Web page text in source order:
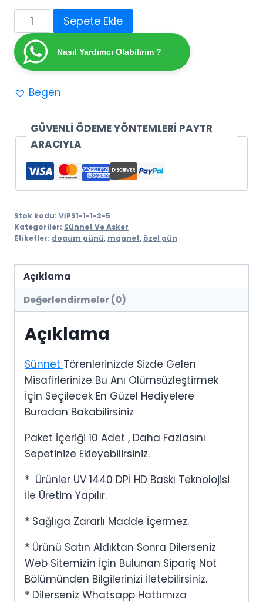
Sünnet
Hatırası
Balon
Magnet
(10
adet
Sepete Ekle
Nasıl Yardımcı Olabilirim ?
Begen
GÜVENLİ ÖDEME YÖNTEMLERİ PAYTR
ARACIYLA
Stok kodu: VİPS1-1-1-2-5
Kategoriler: Sünnet Ve Asker
Etiketler: dogum günü, magnet, özel gün
Açıklama
Değerlendirmeler (0)
Açıklama
Sünnet Törenlerinizde Sizde Gelen
Misafirlerinize Bu Anı Ölümsüzleştirmek
İçin Seçilecek En Güzel Hediyelere
Buradan Bakabilirsiniz
Paket İçeriği 10 Adet , Daha Fazlasını
Sepetinize Ekleyebilirsiniz.
* Ürünler UV 1440 DPİ HD Baskı Teknolojisi
İle Üretim Yapılır.
* Sağlıga Zararlı Madde İçermez.
* Ürünü Satın Aldıktan Sonra Dilerseniz
Web Sitemizin İçin Bulunan Sipariş Not
Bölümünden Bilgilerinizi İletebilirsiniz.
* Dilerseniz Whatsapp Hattımıza